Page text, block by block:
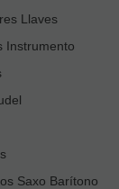
Llaves
Instrumento
Saxo Barítono